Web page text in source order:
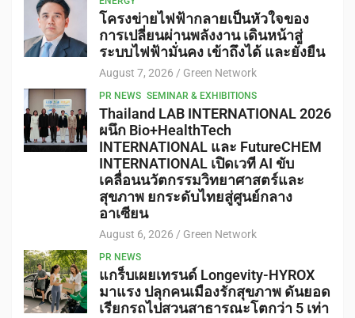
โครงข่ายไฟฟ้ากลายเป็นหัวใจของ
การเปลี่ยนผ่านพลังงาน เดินหน้าสู่
ระบบไฟฟ้ามั่นคง เข้าถึงได้ และยั่งยืน
August 7, 2026 Green Network
PR NEWS SEMINAR & EXHIBITIONS
Thailand LAB INTERNATIONAL 2026
ผนึก Bio+HealthTech
INTERNATIONAL และ FutureCHEM
INTERNATIONAL เปิดเวที AI ขับ
เคลื่อนนวัตกรรมวิทยาศาสตร์และ
สุขภาพ ยกระดับไทยสู่ศูนย์กลาง
อาเซียน
August 6, 2026 Green Network
PR NEWS
แกร็บเผยเทรนด์ Longevity-HYROX
มาแรง ปลุกคนเมืองรักสุขภาพ ดันยอด
เรียกรถไปสวนสาธารณะโตกว่า 5 เท่า